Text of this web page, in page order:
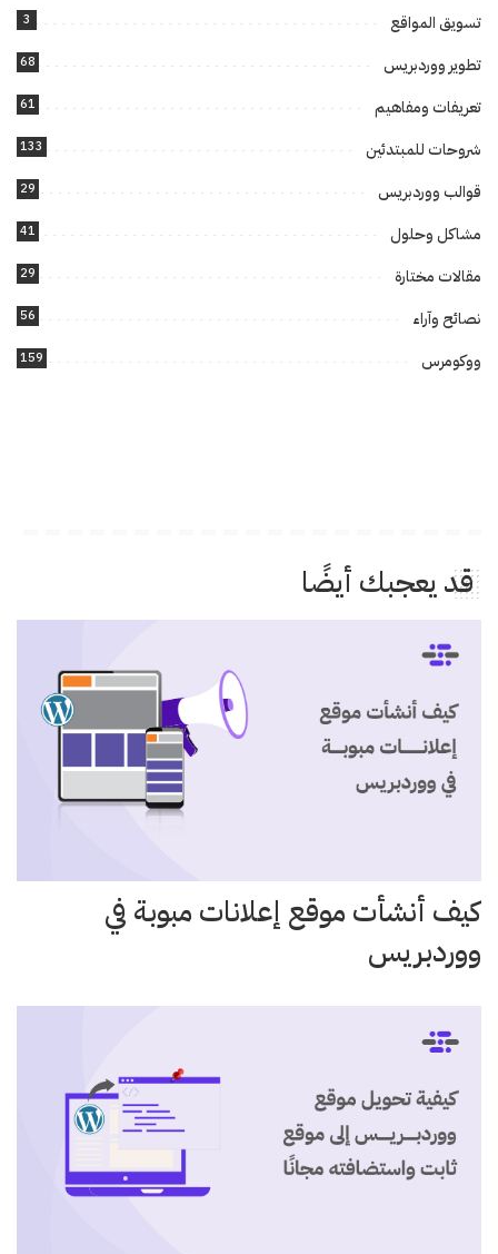
تسويق المواقع 3
تطوير ووردبريس 68
تعريفات ومفاهيم 61
شروحات للمبتدئين 133
قوالب ووردبريس 29
مشاكل وحلول 41
مقالات مختارة 29
نصائح وآراء 56
ووكومرس 159
قد يعجبك أيضًا
كيف أنشأت موقع إعلانات مبوبة في
ووردبريس